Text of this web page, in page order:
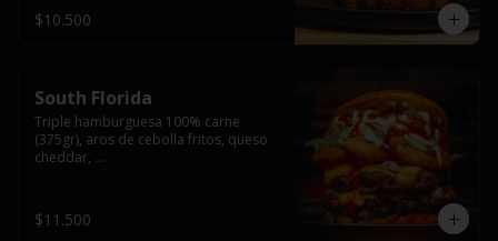
salsa BBQ acompañado de papas
fritas.
$10.500
South Florida
Triple hamburguesa 100% carne
(375gr), aros de cebolla fritos, queso
cheddar,
$11.500